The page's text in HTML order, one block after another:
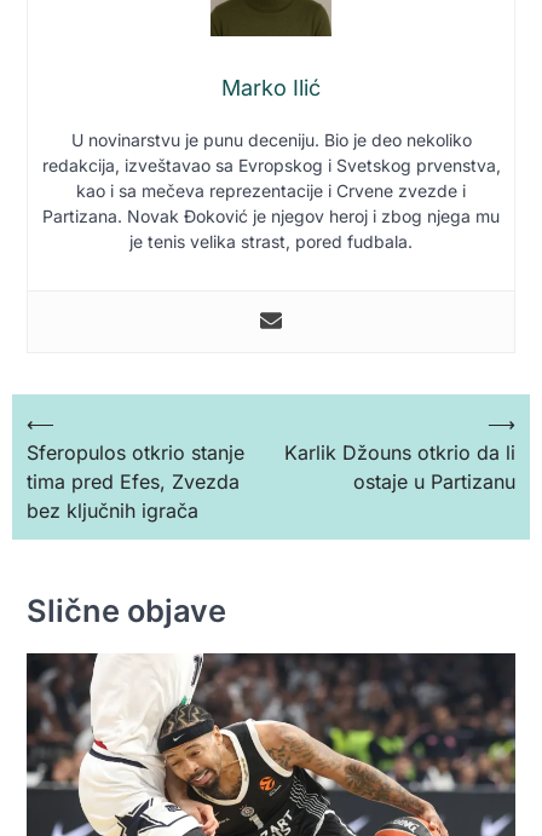
Marko Ilić
U novinarstvu je punu deceniju. Bio je deo nekoliko
redakcija, izveštavao sa Evropskog i Svetskog prvenstva,
kao i sa mečeva reprezentacije i Crvene zvezde i
Partizana. Novak Đoković je njegov heroj i zbog njega mu
je tenis velika strast, pored fudbala.
Кретање
чланка
⟵
Sferopulos otkrio stanje
tima pred Efes, Zvezda
bez ključnih igrača
Karlik Džouns otkrio da li
ostaje u Partizanu
⟶
Slične objave